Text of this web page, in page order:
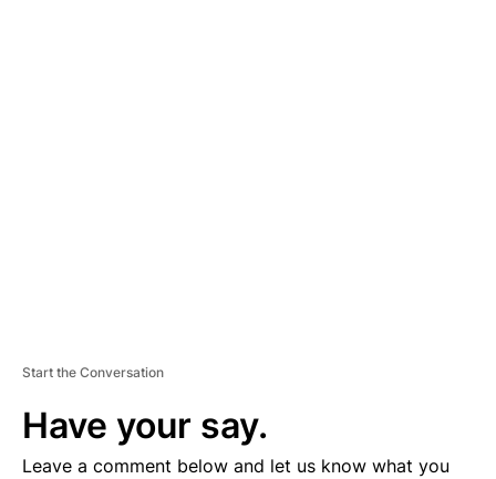
Start the Conversation
Have your say.
Leave a comment below and let us know what you